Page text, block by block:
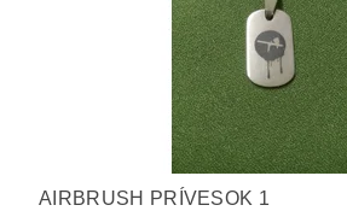
AIRBRUSH PRÍVESOK 1